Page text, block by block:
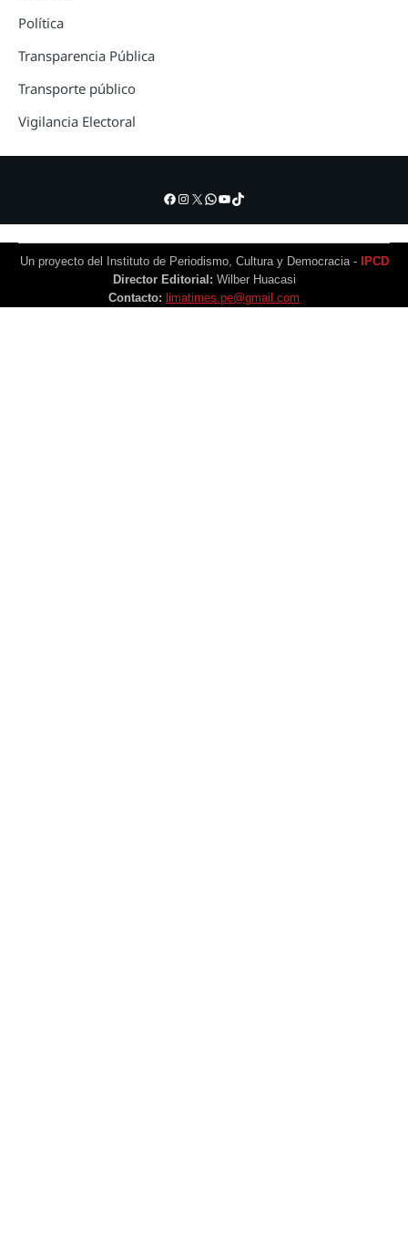
Política
Transparencia Pública
Transporte público
Vigilancia Electoral
Facebook
Instagram
X WhatsApp
YouTube
TikTok
Un proyecto del Instituto de Periodismo, Cultura y Democracia - IPCD
Director Editorial: Wilber Huacasi
Contacto: limatimes.pe@gmail.com